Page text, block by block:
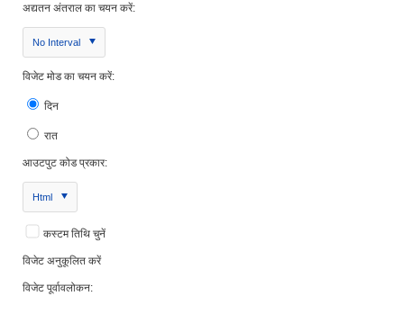
अद्यतन अंतराल का चयन करें:
No Interval
विजेट मोड का चयन करें:
दिन
रात
आउटपुट कोड प्रकार:
Html
कस्टम तिथि चुनें
विजेट अनुकूलित करें
विजेट पूर्वावलोकन: